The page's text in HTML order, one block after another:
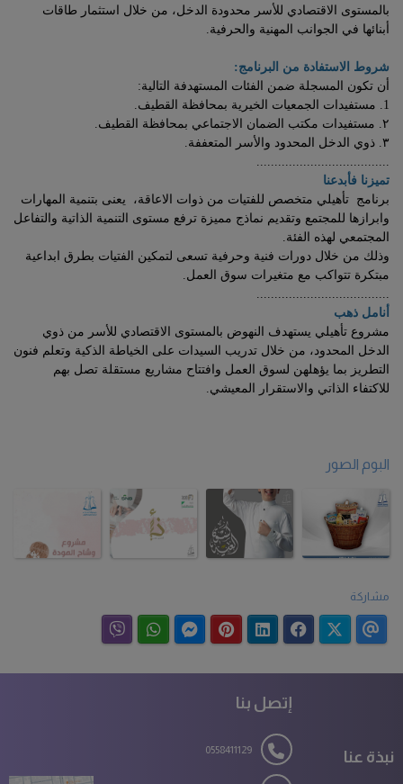
بالمستوى الاقتصادي للأسر محدودة الدخل، من خلال استثمار طاقات
أبنائها في الجوانب المهنية والحرفية.
شروط الاستفادة من البرنامج:
أن تكون المسجلة ضمن الفئات المستهدفة التالية:
1. مستفيدات الجمعيات الخيرية بمحافظة القطيف.
٢. مستفيدات مكتب الضمان الاجتماعي بمحافظة القطيف.
٣. ذوي الدخل المحدود والأسر المتعففة.
تميزنا فأبدعنا
برنامج تأهيلي متخصص للفتيات من ذوات الاعاقة، يعنى بتنمية المهارات
وابرازها للمجتمع وتقديم نماذج مميزة ترفع مستوى التنمية الذاتية والتفاعل
المجتمعي لهذه الفئة.
وذلك من خلال دورات فنية وحرفية تسعى لتمكين الفتيات بطرق ابداعية
مبتكرة تتواكب مع متغيرات سوق العمل.
أنامل ذهب
مشروع تأهيلي يستهدف النهوض بالمستوى الاقتصادي للأسر من ذوي
الدخل المحدود، من خلال تدريب السيدات على الخياطة الذكية وتعلم فنون
التطريز بما يؤهلهن لسوق العمل وافتتاح مشاريع مستقلة تصل بهم
للاكتفاء الذاتي والاستقرار المعيشي.
البوم الصور
مشاركة
نبذة عنا
إتصل بنا
0558411129